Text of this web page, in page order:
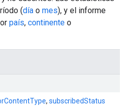
(día o mes), y el informe
país, continente o
, subscribedStatus